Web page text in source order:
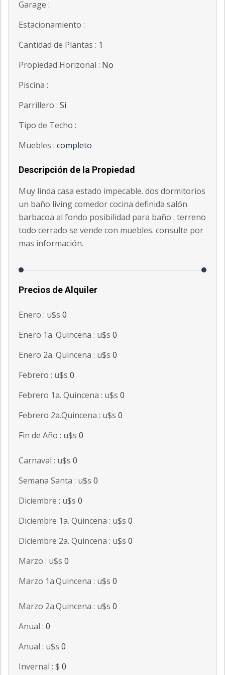
Garage :
Estacionamiento :
Cantidad de Plantas : 1
Propiedad Horizonal : No
Piscina :
Parrillero : Si
Tipo de Techo :
Muebles : completo
Descripción de la Propiedad
Muy linda casa estado impecable. dos dormitorios
un baño living comedor cocina definida salón
barbacoa al fondo posibilidad para baño . terreno
todo cerrado se vende con muebles. consulte por
mas información.
Precios de Alquiler
Enero : u$s 0
Enero 1a. Quincena : u$s 0
Enero 2a. Quincena : u$s 0
Febrero : u$s 0
Febrero 1a. Quincena : u$s 0
Febrero 2a.Quincena : u$s 0
Fin de Año : u$s 0
Carnaval : u$s 0
Semana Santa : u$s 0
Diciembre : u$s 0
Diciembre 1a. Quincena : u$s 0
Diciembre 2a. Quincena : u$s 0
Marzo : u$s 0
Marzo 1a.Quincena : u$s 0
Marzo 2a.Quincena : u$s 0
Anual : 0
Anual : u$s 0
Invernal : $ 0